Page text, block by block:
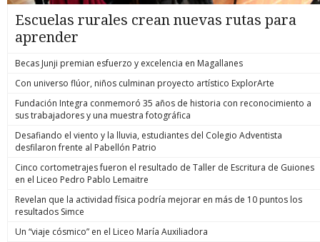
Escuelas rurales crean nuevas rutas para
aprender
Becas Junji premian esfuerzo y excelencia en Magallanes
Con universo flúor, niños culminan proyecto artístico ExplorArte
Fundación Integra conmemoró 35 años de historia con reconocimiento a
sus trabajadores y una muestra fotográfica
Desafiando el viento y la lluvia, estudiantes del Colegio Adventista
desfilaron frente al Pabellón Patrio
Cinco cortometrajes fueron el resultado de Taller de Escritura de Guiones
en el Liceo Pedro Pablo Lemaitre
Revelan que la actividad física podría mejorar en más de 10 puntos los
resultados Simce
Un “viaje cósmico” en el Liceo María Auxiliadora